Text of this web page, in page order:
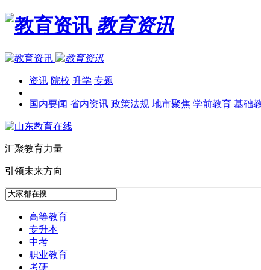
教育资讯
资讯 院校 升学 专题
国内要闻 省内资讯 政策法规 地市聚焦 学前教育 基础
汇聚教育力量
引领未来方向
高等教育
专升本
中考
职业教育
考研